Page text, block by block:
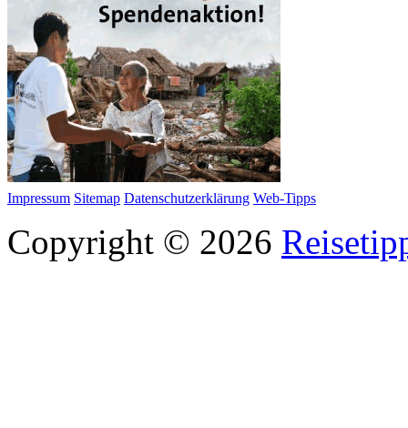
Impressum Sitemap Datenschutzerklärung Web-Tipps
Copyright © 2026